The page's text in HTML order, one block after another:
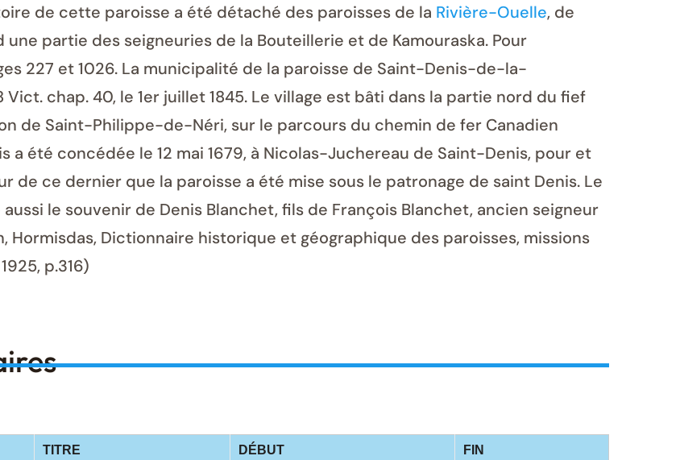
de cette paroisse a été détaché des paroisses de la Rivière-Ouelle, de
une partie des seigneuries de la Bouteillerie et de Kamouraska. Pour
227 et 1026. La municipalité de la paroisse de Saint-Denis-de-la-
chap. 40, le 1er juillet 1845. Le village est bâti dans la partie nord du fief
de Saint-Philippe-de-Néri, sur le parcours du chemin de fer Canadien
a été concédée le 12 mai 1679, à Nicolas-Juchereau de Saint-Denis, pour et
de ce dernier que la paroisse a été mise sous le patronage de saint Denis. Le
le souvenir de Denis Blanchet, fils de François Blanchet, ancien seigneur
Hormisdas, Dictionnaire historique et géographique des paroisses, missions
p.316)
TITRE DÉBUT FIN